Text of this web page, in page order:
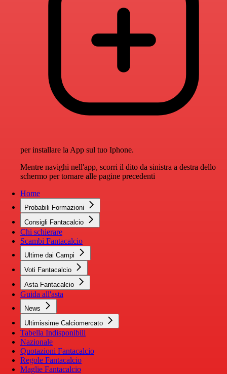
per installare la App sul tuo Iphone.
Mentre navighi nell'app, scorri il dito da sinistra a destra dello
schermo per tornare alle pagine precedenti
Home
Probabili Formazioni
Consigli Fantacalcio
Chi schierare
Scambi Fantacalcio
Ultime dai Campi
Voti Fantacalcio
Asta Fantacalcio
Guida all'asta
News
Ultimissime Calciomercato
Tabella Indisponibili
Nazionale
Quotazioni Fantacalcio
Regole Fantacalcio
Maglie Fantacalcio